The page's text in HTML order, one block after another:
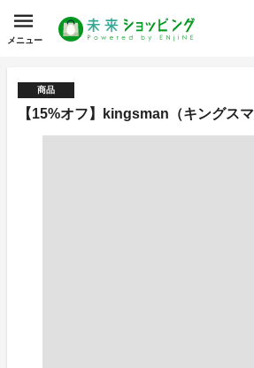
メニュー
商品
【15%オフ】kingsman（キングス